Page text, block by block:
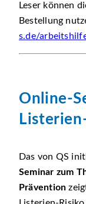
Leser können
Bestellung
s.de/
Online-
Das von QS
Seminar zum
Prävention